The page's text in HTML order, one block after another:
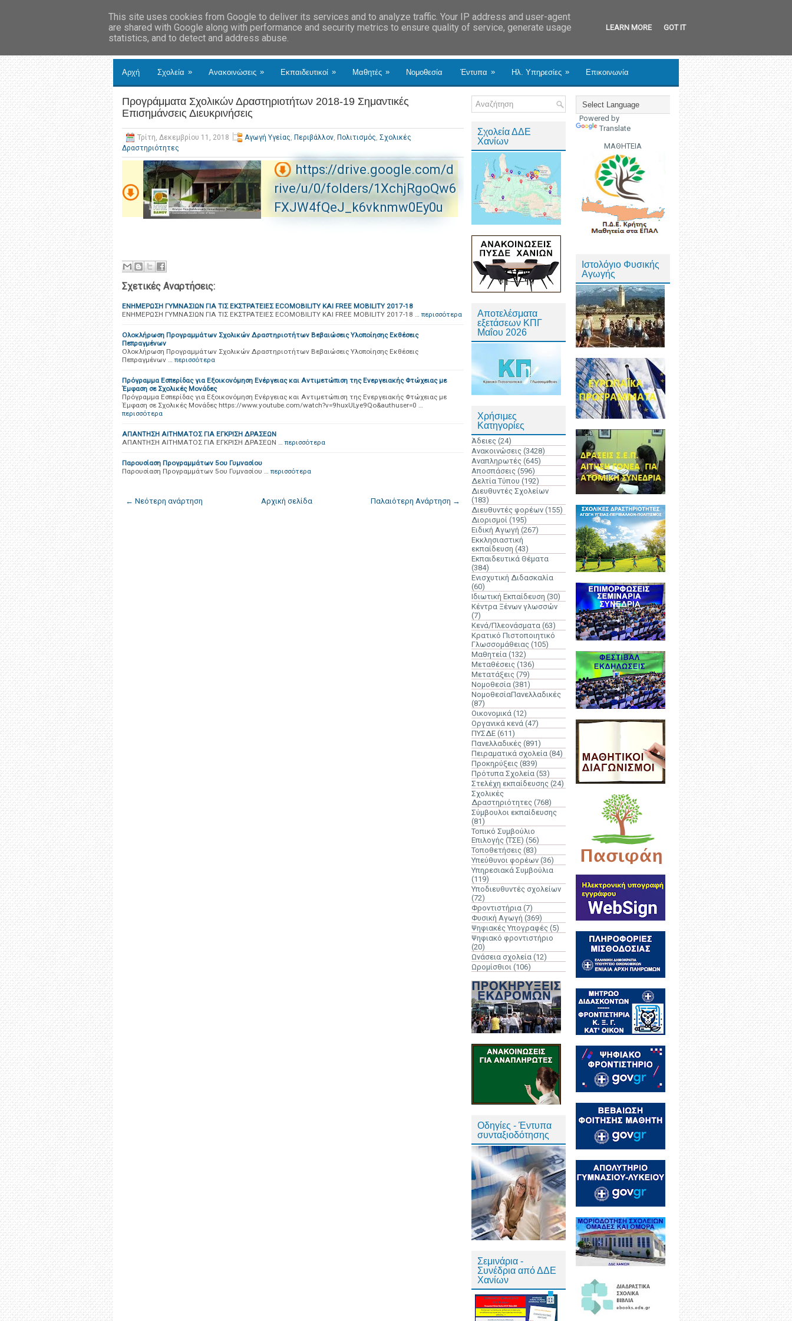
Αρχή Σχολεία » Ανακοινώσεις » Εκπαιδευτικοί » Μαθητές » Νομοθεσία Έντυπα » Ηλ. Υπηρεσίες » Επικοινωνία
Προγράμματα Σχολικών Δραστηριοτήτων 2018-19 Σημαντικές
Επισημάνσεις Διευκρινήσεις
Τρίτη, Δεκεμβρίου 11, 2018 Αγωγή Υγείας, Περιβάλλον, Πολιτισμός, Σχολικές
Δραστηριότητες
https://drive.google.com/d
rive/u/0/folders/1XchjRgoQw6
FXJW4fQeJ_k6vknmw0Ey0u
Σχετικές Αναρτήσεις:
ΕΝΗΜΕΡΩΣΗ ΓΥΜΝΑΣΙΩΝ ΓΙΑ ΤΙΣ ΕΚΣΤΡΑΤΕΙΕΣ ECOMOBILITY ΚΑΙ FREE MOBILITY 2017-18
ΕΝΗΜΕΡΩΣΗ ΓΥΜΝΑΣΙΩΝ ΓΙΑ ΤΙΣ ΕΚΣΤΡΑΤΕΙΕΣ ECOMOBILITY ΚΑΙ FREE MOBILITY 2017-18 … περισσότερα
Ολοκλήρωση Προγραμμάτων Σχολικών Δραστηριοτήτων Βεβαιώσεις Υλοποίησης Εκθέσεις
Πεπραγμένων
Ολοκλήρωση Προγραμμάτων Σχολικών Δραστηριοτήτων Βεβαιώσεις Υλοποίησης Εκθέσεις
Πεπραγμένων … περισσότερα
Πρόγραμμα Εσπερίδας για Εξοικονόμηση Ενέργειας και Αντιμετώπιση της Ενεργειακής Φτώχειας με
Έμφαση σε Σχολικές Μονάδες
Πρόγραμμα Εσπερίδας για Εξοικονόμηση Ενέργειας και Αντιμετώπιση της Ενεργειακής Φτώχειας με
Έμφαση σε Σχολικές Μονάδες https://www.youtube.com/watch?v=9huxULye9Qo&authuser=0 …
περισσότερα
ΑΠΑΝΤΗΣΗ ΑΙΤΗΜΑΤΟΣ ΓΙΑ ΕΓΚΡΙΣΗ ΔΡΑΣΕΩΝ
ΑΠΑΝΤΗΣΗ ΑΙΤΗΜΑΤΟΣ ΓΙΑ ΕΓΚΡΙΣΗ ΔΡΑΣΕΩΝ … περισσότερα
Παρουσίαση Προγραμμάτων 5ου Γυμνασίου
Παρουσίαση Προγραμμάτων 5ου Γυμνασίου … περισσότερα
← Νεότερη ανάρτηση Παλαιότερη Ανάρτηση →
Αρχική σελίδα
Σχολεία ΔΔΕ
Χανίων
Αποτελέσματα
εξετάσεων ΚΠΓ
Μαΐου 2026
Χρήσιμες
Κατηγορίες
Άδειες (24)
Ανακοινώσεις (3428)
Αναπληρωτές (645)
Αποσπάσεις (596)
Δελτία Τύπου (192)
Διευθυντές Σχολείων
(183)
Διευθυντές φορέων (155)
Διορισμοί (195)
Ειδική Αγωγή (267)
Εκκλησιαστική
εκπαίδευση (43)
Εκπαιδευτικά Θέματα
(384)
Ενισχυτική Διδασκαλία
(60)
Ιδιωτική Εκπαίδευση (30)
Κέντρα Ξένων γλωσσών
(7)
Κενά/Πλεονάσματα (63)
Κρατικό Πιστοποιητικό
Γλωσσομάθειας (105)
Μαθητεία (132)
Μεταθέσεις (136)
Μετατάξεις (79)
Νομοθεσία (381)
ΝομοθεσίαΠανελλαδικές
(87)
Οικονομικά (12)
Οργανικά κενά (47)
ΠΥΣΔΕ (611)
Πανελλαδικές (891)
Πειραματικά σχολεία (84)
Προκηρύξεις (839)
Πρότυπα Σχολεία (53)
Στελέχη εκπαίδευσης (24)
Σχολικές
Δραστηριότητες (768)
Σύμβουλοι εκπαίδευσης
(81)
Τοπικό Συμβούλιο
Επιλογής (ΤΣΕ) (56)
Τοποθετήσεις (83)
Υπεύθυνοι φορέων (36)
Υπηρεσιακά Συμβούλια
(119)
Υποδιευθυντές σχολείων
(72)
Φροντιστήρια (7)
Φυσική Αγωγή (369)
Ψηφιακές Υπογραφές (5)
Ψηφιακό φροντιστήριο
(20)
Ωνάσεια σχολεία (12)
Ωρομίσθιοι (106)
Οδηγίες - Έντυπα
συνταξιοδότησης
Σεμινάρια -
Συνέδρια από ΔΔΕ
Χανίων
Powered by
Translate
ΜΑΘΗΤΕΙΑ
Ιστολόγιο Φυσικής
Αγωγής
This site uses cookies from Google to deliver its services and to analyze traffic. Your IP address and user-agent
are shared with Google along with performance and security metrics to ensure quality of service, generate usage
statistics, and to detect and address abuse.
LEARN MORE GOT IT